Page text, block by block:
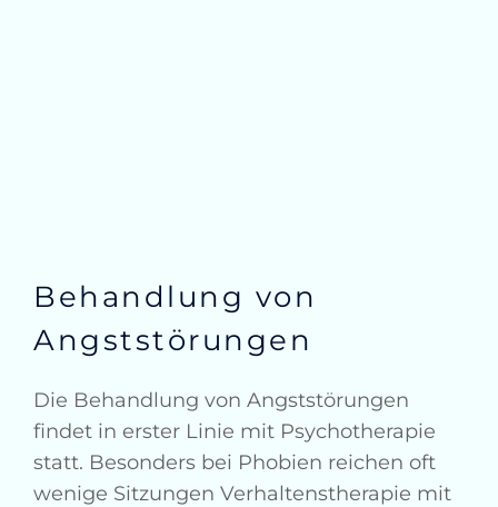
Behandlung von
Angststörungen
Die Behandlung von Angststörungen
findet in erster Linie mit Psychotherapie
statt. Besonders bei Phobien reichen oft
wenige Sitzungen Verhaltenstherapie mit